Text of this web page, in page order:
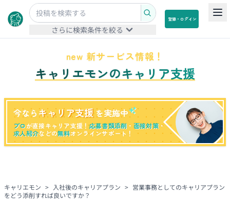
さらに検索条件を絞る
登録・ログイン
new 新サービス情報！
キャリエモンのキャリア支援
今なら キャリア支援 を実施中
プロが直接キャリア支援！応募書類添削 ・ 面接対策・
求人紹介などの無料オンラインサポート！
キャリエモン > 入社後のキャリアプラン > 営業事務としてのキャリアプラン
をどう添削すれば良いですか？